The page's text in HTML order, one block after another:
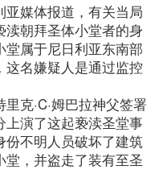
媒体报道，有关当局
朝拜圣体小堂者的身
属于尼日利亚东南部
名嫌疑人是通过监控
克·C·姆巴拉神父签署
上演了这起亵渎圣堂事
不明人员破坏了建筑
，并盗走了装有至圣